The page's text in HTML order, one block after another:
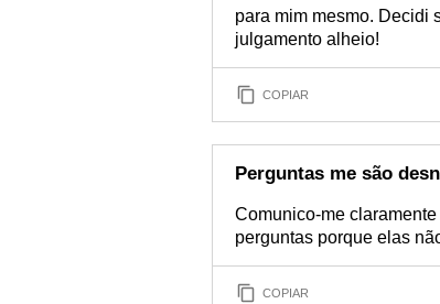
para mim mesmo. Decidi
julgamento alheio!
COPIAR
Perguntas me são
Comunico-me
perguntas porque elas
COPIAR